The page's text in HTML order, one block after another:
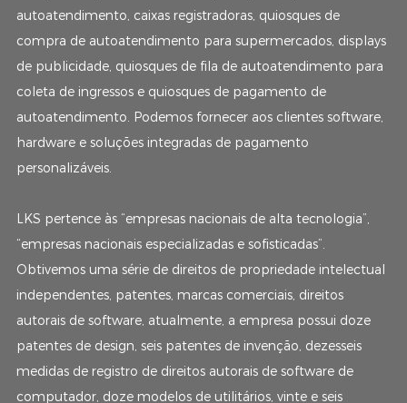
autoatendimento, caixas registradoras, quiosques de
compra de autoatendimento para supermercados, displays
de publicidade, quiosques de fila de autoatendimento para
coleta de ingressos e quiosques de pagamento de
autoatendimento. Podemos fornecer aos clientes software,
hardware e soluções integradas de pagamento
personalizáveis.
LKS pertence às “empresas nacionais de alta tecnologia”,
“empresas nacionais especializadas e sofisticadas”.
Obtivemos uma série de direitos de propriedade intelectual
independentes, patentes, marcas comerciais, direitos
autorais de software, atualmente, a empresa possui doze
patentes de design, seis patentes de invenção, dezesseis
medidas de registro de direitos autorais de software de
computador, doze modelos de utilitários, vinte e seis